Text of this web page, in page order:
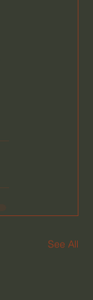
See All